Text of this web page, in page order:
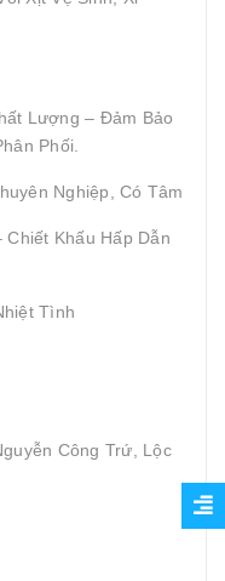
Lượng – Đảm Bảo
Phối.
Nghiệp, Có Tâm
Khấu Hấp Dẫn
Tình
Công Trứ, Lộc